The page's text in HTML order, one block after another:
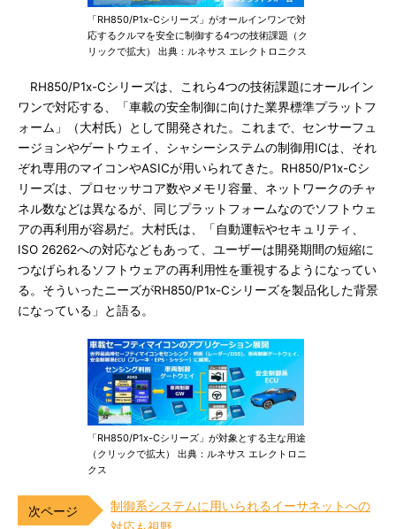
「RH850/P1x-Cシリーズ」がオールインワンで対
応するクルマを安全に制御する4つの技術課題（ク
リックで拡大） 出典：ルネサス エレクトロニクス
RH850/P1x-Cシリーズは、これら4つの技術課題にオールイン
ワンで対応する、「車載の安全制御に向けた業界標準プラットフ
ォーム」（大村氏）として開発された。これまで、センサーフュ
ージョンやゲートウェイ、シャシーシステムの制御用ICは、それ
ぞれ専用のマイコンやASICが用いられてきた。RH850/P1x-Cシ
リーズは、プロセッサコア数やメモリ容量、ネットワークのチャ
ネル数などは異なるが、同じプラットフォームなのでソフトウェ
アの再利用が容易だ。大村氏は、「自動運転やセキュリティ、
ISO 26262への対応などもあって、ユーザーは開発期間の短縮に
つなげられるソフトウェアの再利用性を重視するようになってい
る。そういったニーズがRH850/P1x-Cシリーズを製品化した背景
になっている」と語る。
「RH850/P1x-Cシリーズ」が対象とする主な用途
（クリックで拡大） 出典：ルネサス エレクトロニ
クス
制御系システムに用いられるイーサネットへの